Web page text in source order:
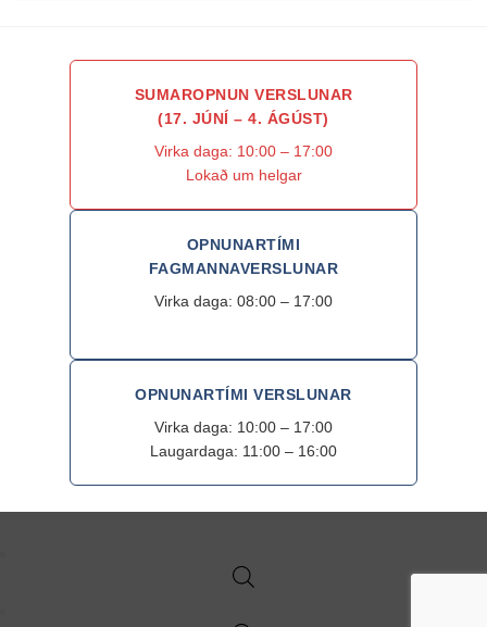
SUMAROPNUN VERSLUNAR
(17. JÚNÍ – 4. ÁGÚST)
Virka daga: 10:00 – 17:00
Lokað um helgar
OPNUNARTÍMI
FAGMANNAVERSLUNAR
Virka daga: 08:00 – 17:00
OPNUNARTÍMI VERSLUNAR
Virka daga: 10:00 – 17:00
Laugardaga: 11:00 – 16:00